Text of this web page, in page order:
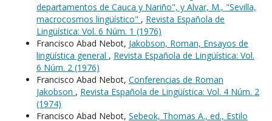
departamentos de Cauca y Nariño", y Alvar, M., "Sevilla,
macrocosmos lingüístico" , Revista Española de
Lingüística: Vol. 6 Núm. 1 (1976)
Francisco Abad Nebot, Jakobson, Roman, Ensayos de
lingüística general , Revista Española de Lingüística: Vol.
6 Núm. 2 (1976)
Francisco Abad Nebot, Conferencias de Roman
Jakobson , Revista Española de Lingüística: Vol. 4 Núm. 2
(1974)
Francisco Abad Nebot, Sebeok, Thomas A., ed., Estilo